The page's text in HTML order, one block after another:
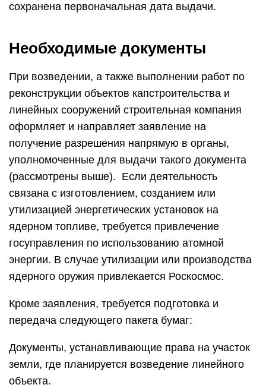
сохранена первоначальная дата выдачи.
Необходимые документы
При возведении, а также выполнении работ по
реконструкции объектов капстроительства и
линейных сооружений строительная компания
оформляет и направляет заявление на
получение разрешения напрямую в органы,
уполномоченные для выдачи такого документа
(рассмотрены выше). Если деятельность
связана с изготовлением, созданием или
утилизацией энергетических установок на
ядерном топливе, требуется привлечение
госуправления по использованию атомной
энергии. В случае утилизации или производства
ядерного оружия привлекается Роскосмос.
Кроме заявления, требуется подготовка и
передача следующего пакета бумаг:
Документы, устанавливающие права на участок
земли, где планируется возведение линейного
объекта.